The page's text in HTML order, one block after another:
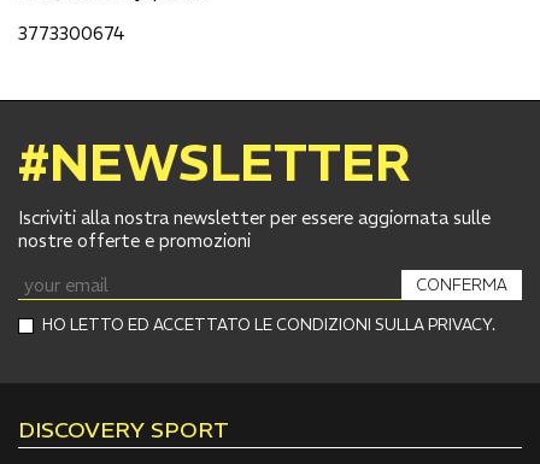
3773300674
#NEWSLETTER
Iscriviti alla nostra newsletter per essere aggiornata sulle
nostre offerte e promozioni
HO LETTO ED ACCETTATO LE CONDIZIONI SULLA PRIVACY.
CONFERMA
DISCOVERY SPORT